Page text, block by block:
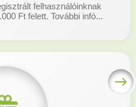
felhasználóinknak
Ft felett. További infó...